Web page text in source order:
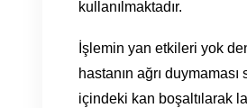
kullanılmaktadır.
İşlemin yan etkileri yok
hastanın ağrı
içindeki kan boşaltılarak